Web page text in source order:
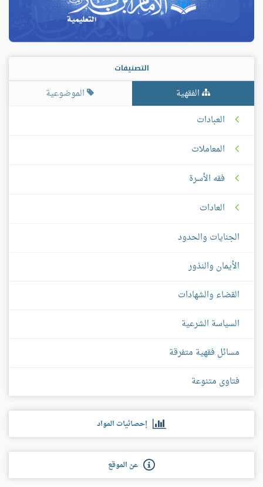
التصنيفات
الفقهية
الموضوعية
العبادات
المعاملات
فقه الأسرة
العادات
الجنايات والحدود
الأيمان والنذور
القضاء والشهادات
السياسة الشرعية
مسائل فقهية متفرقة
فتاوى متنوعة
إحصائيات المواد
عن الموقع